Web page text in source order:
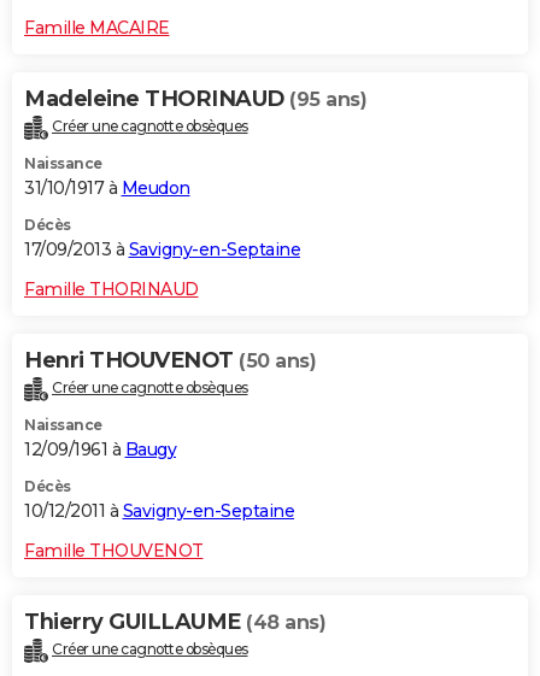
Famille MACAIRE
Madeleine THORINAUD (95 ans)
Créer une cagnotte obsèques
Naissance
31/10/1917 à Meudon
Décès
17/09/2013 à Savigny-en-Septaine
Famille THORINAUD
Henri THOUVENOT (50 ans)
Créer une cagnotte obsèques
Naissance
12/09/1961 à Baugy
Décès
10/12/2011 à Savigny-en-Septaine
Famille THOUVENOT
Thierry GUILLAUME (48 ans)
Créer une cagnotte obsèques